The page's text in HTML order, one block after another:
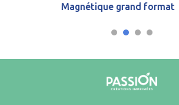
Demande de devis